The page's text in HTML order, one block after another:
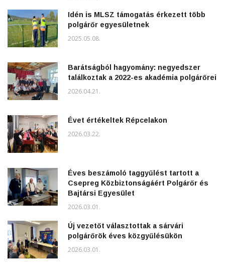
Idén is MLSZ támogatás érkezett több
polgárőr egyesületnek
2025.05.08.
Barátságból hagyomány: negyedszer
találkoztak a 2022-es akadémia polgárőrei
2026.04.21.
Évet értékeltek Répcelakon
2026.03.22.
Éves beszámoló taggyűlést tartott a
Csepreg Közbiztonságáért Polgárőr és
Bajtársi Egyesület
2026.03.01.
Új vezetőt választottak a sárvári
polgárőrök éves közgyűlésükön
2026.03.01.